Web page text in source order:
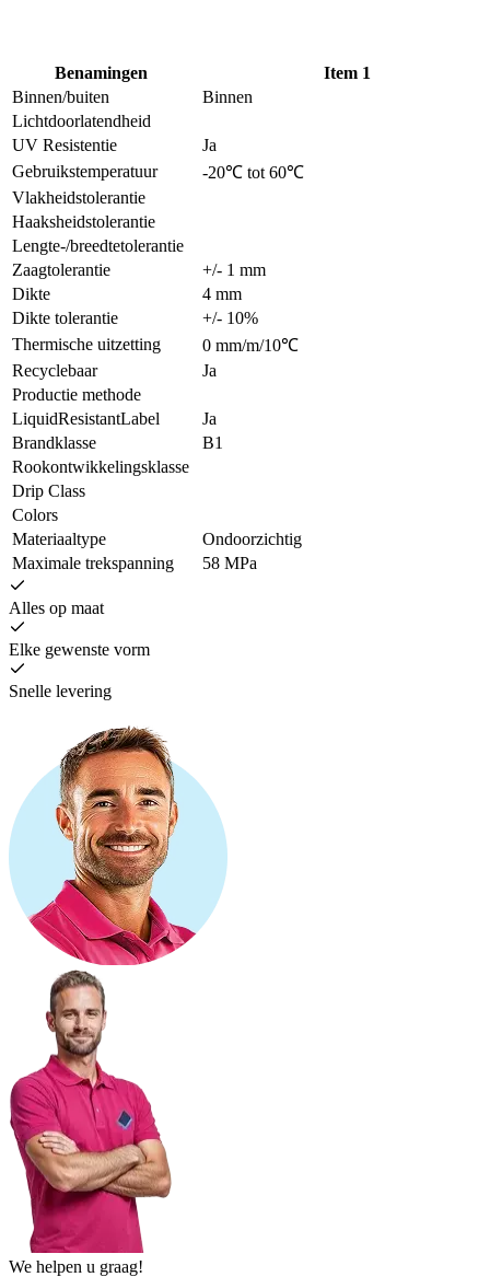
Benamingen
Item 1
Binnen/buiten
Binnen
Lichtdoorlatendheid
UV Resistentie
Ja
Gebruikstemperatuur
-20℃ tot 60℃
Vlakheidstolerantie
Haaksheidstolerantie
Lengte-/breedtetolerantie
Zaagtolerantie
+/- 1 mm
Dikte
4 mm
Dikte tolerantie
+/- 10%
Thermische uitzetting
0 mm/m/10℃
Recyclebaar
Ja
Productie methode
LiquidResistantLabel
Ja
Brandklasse
B1
Rookontwikkelingsklasse
Drip Class
Colors
Materiaaltype
Ondoorzichtig
Maximale trekspanning
58 MPa
Alles op maat
Elke gewenste vorm
Snelle levering
We helpen u graag!